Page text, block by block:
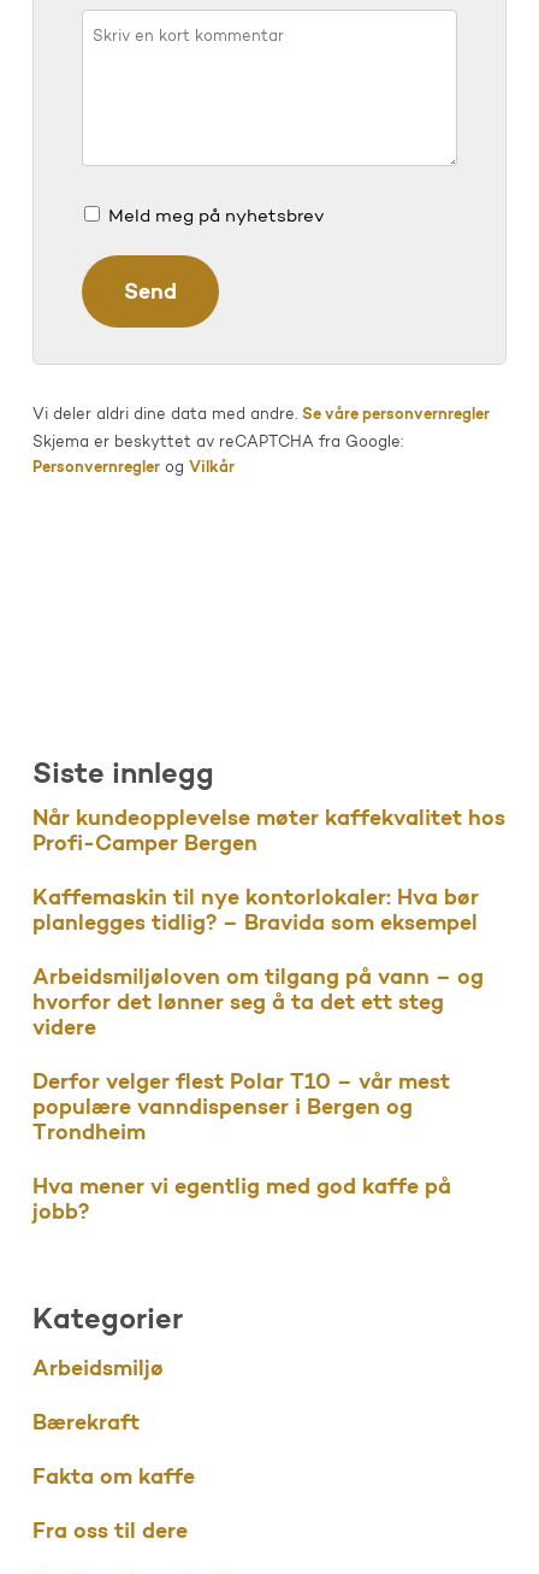
Meld meg på nyhetsbrev
Vi deler aldri dine data med andre. Se våre personvernregler
Skjema er beskyttet av reCAPTCHA fra Google:
Personvernreglerog Vilkår
Siste innlegg
Når kundeopplevelse møter kaffekvalitet hos
Profi-Camper Bergen
Kaffemaskin til nye kontorlokaler: Hva bør
planlegges tidlig? – Bravida som eksempel
Arbeidsmiljøloven om tilgang på vann – og
hvorfor det lønner seg å ta det ett steg
videre
Derfor velger flest Polar T10 – vår mest
populære vanndispenser i Bergen og
Trondheim
Hva mener vi egentlig med god kaffe på
jobb?
Kategorier
Arbeidsmiljø
Bærekraft
Fakta om kaffe
Fra oss til dere